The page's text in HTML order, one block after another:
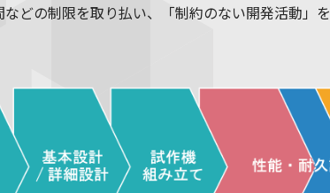
どの制限を取り払い、「制約のない開発活動」を